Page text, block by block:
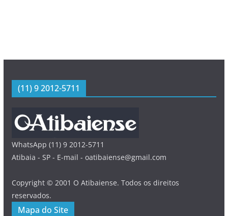
(11) 9 2012-5711
WhatsApp (11) 9 2012-5711
Atibaia - SP - E-mail - oatibaiense@gmail.com
Copyright © 2001 O Atibaiense. Todos os direitos
reservados.
Mapa do Site